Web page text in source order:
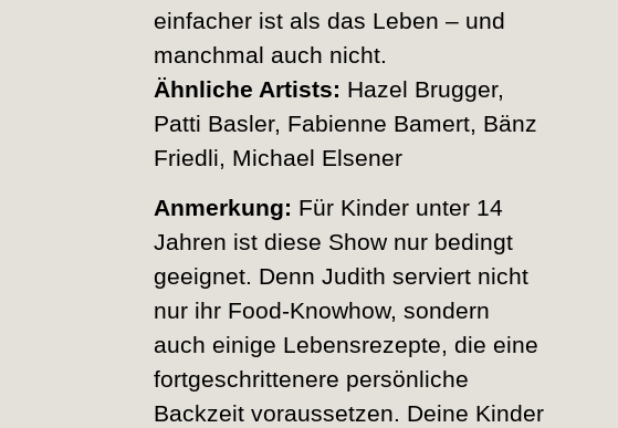
einfacher ist als das Leben – und
manchmal auch nicht.
Ähnliche Artists: Hazel Brugger,
Patti Basler, Fabienne Bamert, Bänz
Friedli, Michael Elsener
Anmerkung: Für Kinder unter 14
Jahren ist diese Show nur bedingt
geeignet. Denn Judith serviert nicht
nur ihr Food-Knowhow, sondern
auch einige Lebensrezepte, die eine
fortgeschrittenere persönliche
Backzeit voraussetzen. Deine Kinder